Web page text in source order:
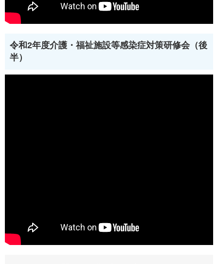
令和2年度介護・福祉施設等感染症対策研修会（後
半）